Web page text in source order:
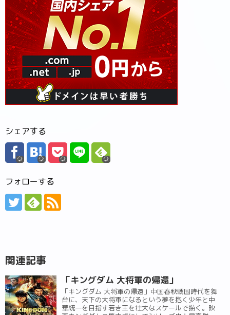
シェアする
フォローする
関連記事
「キングダム 大将軍の帰還」
「キングダム 大将軍の帰還」中国春秋戦国時代を舞
台に、天下の大将軍になるという夢を抱く少年と中
華統一を目指す若き王を壮大なスケールで描く。映